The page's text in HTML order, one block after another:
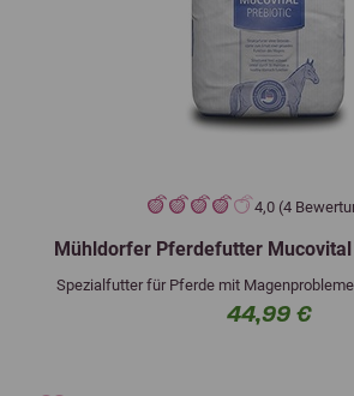
4,0 (4
Mühldorfer Pferdefutter
Spezialfutter für Pferde mit
44,99 €